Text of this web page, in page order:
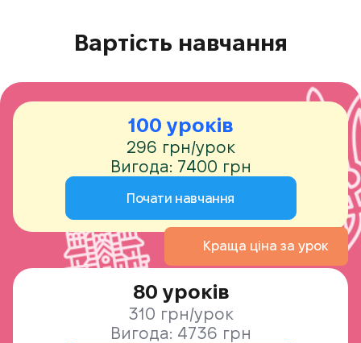
Вартість навчання
Краща ціна за урок
100 уроків
296 грн/урок
Вигода: 7400 грн
Почати навчання
80 уроків
310 грн/урок
Вигода: 4736 грн